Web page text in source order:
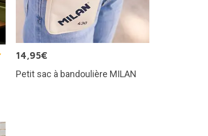
14,95€
Petit sac à bandoulière MILAN